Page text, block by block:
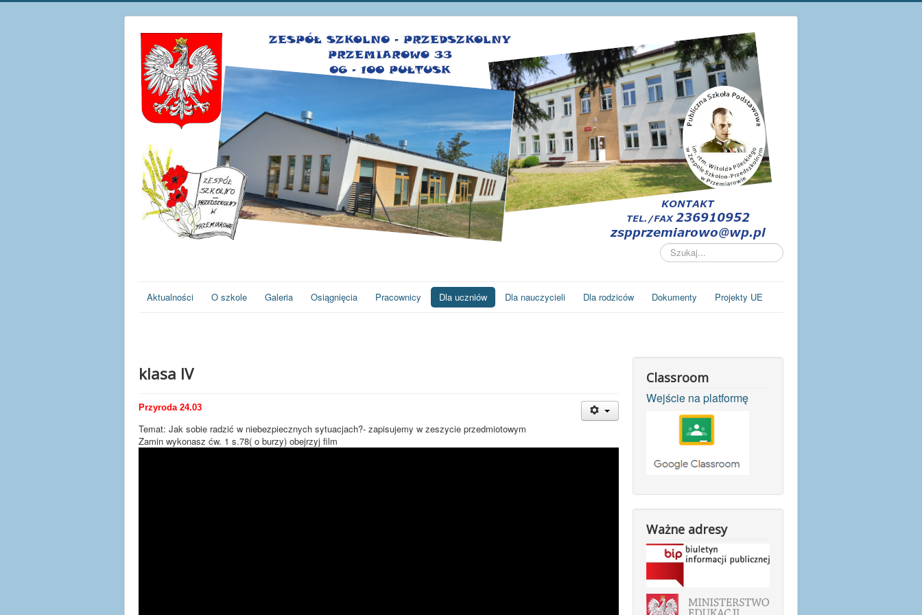
Szukaj...
Aktualności O szkole Galeria Osiągnięcia Pracownicy Dla uczniów Dla nauczycieli Dla rodziców Dokumenty Projekty UE
klasa IV
Przyroda 24.03
Temat: Jak sobie radzić w niebezpiecznych sytuacjach?- zapisujemy w zeszycie przedmiotowym
Zamin wykonasz ćw. 1 s.78( o burzy) obejrzyj film
Classroom
Wejście na platformę
Ważne adresy